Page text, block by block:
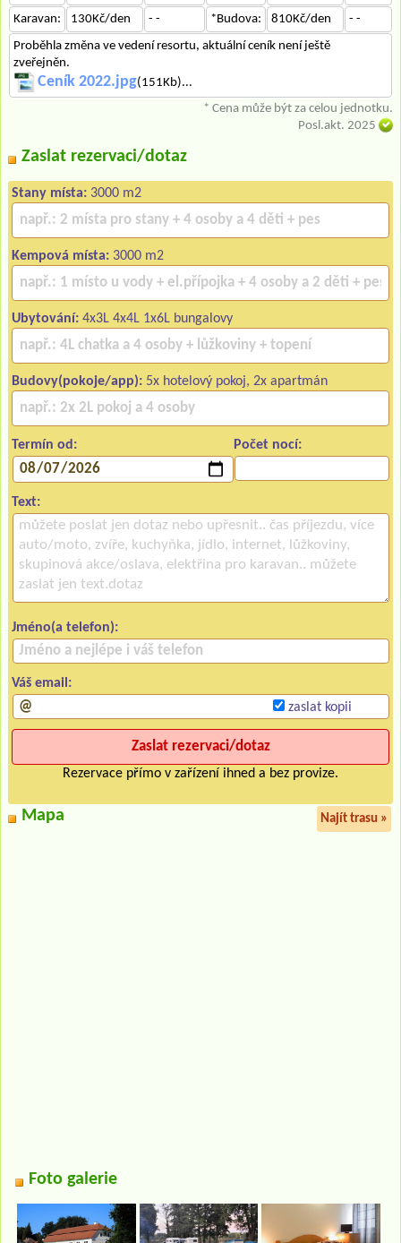
Karavan:
130Kč/den - - *Budova: 810Kč/den
- -
Proběhla změna ve vedení resortu, aktuální ceník není ještě
zveřejněn.
Ceník 2022.jpg(151Kb)...
* Cena může být za celou jednotku.
Posl.akt. 2025
Zaslat rezervaci/dotaz
Stany místa: 3000 m2
Kempová místa: 3000 m2
Ubytování: 4x3L 4x4L 1x6L bungalovy
Budovy(pokoje/app): 5x hotelový pokoj, 2x apartmán
Termín od: Počet nocí:
Text:
Jméno(a telefon):
Váš email:
zaslat kopii
Rezervace přímo v zařízení ihned a bez provize.
Mapa Najít trasu »
Foto galerie